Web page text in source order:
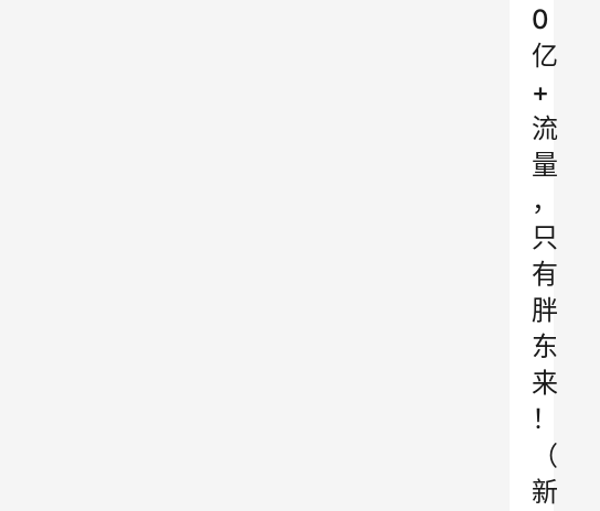
0
亿
+
流
量
，
只
有
胖
东
来
！
（
新